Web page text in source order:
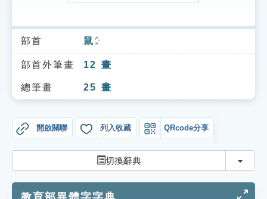
索引選單
知識索引
單字索引
部首 鼠 ㄕㄨˇ
部首外筆畫 12 畫
總筆畫 25 畫
開啟關聯 列入收藏 QRcode分享
切換辭典 切換